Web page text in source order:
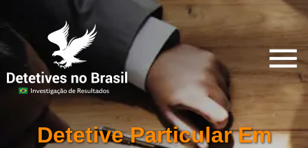
Detetive Particular Em